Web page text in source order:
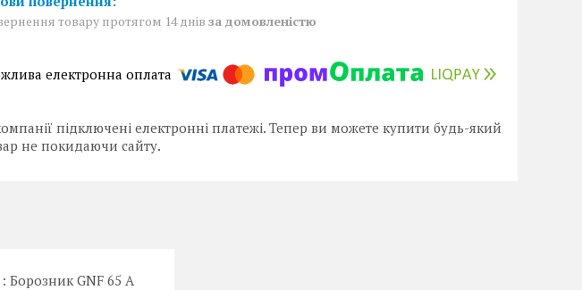
товару протягом 14 днів за домовленістю
підключені електронні платежі. Тепер ви можете купити будь-який
не покидаючи сайту.
Борозник GNF 65 A